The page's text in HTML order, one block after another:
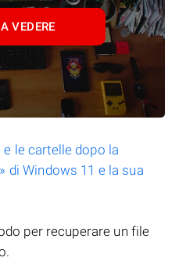
VEDERE
le cartelle dopo la
di Windows 11 e la sua
per recuperare un file